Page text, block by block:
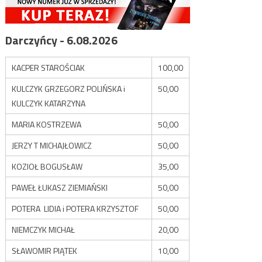
Darczyńcy - 6.08.2026
KACPER STAROŚCIAK
100,00
KULCZYK GRZEGORZ POLIŃSKA i
KULCZYK KATARZYNA
50,00
MARIA KOSTRZEWA
50,00
JERZY T MICHAJŁOWICZ
50,00
KOZIOŁ BOGUSŁAW
35,00
PAWEŁ ŁUKASZ ZIEMIAŃSKI
50,00
POTERA LIDIA i POTERA KRZYSZTOF
50,00
NIEMCZYK MICHAŁ
20,00
SŁAWOMIR PIĄTEK
10,00